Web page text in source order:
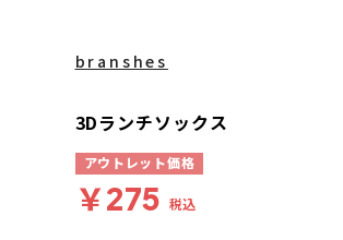
branshes
3Dランチソックス
アウトレット価格
￥275 税込